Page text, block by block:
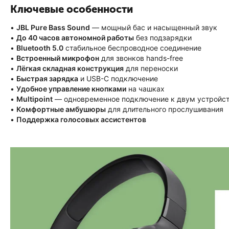
Ключевые особенности
• JBL Pure Bass Sound — мощный бас и насыщенный звук
• До 40 часов автономной работы без подзарядки
• Bluetooth 5.0 стабильное беспроводное соединение
• Встроенный микрофон для звонков hands-free
• Лёгкая складная конструкция для переноски
• Быстрая зарядка и USB-C подключение
• Удобное управление кнопками на чашках
• Multipoint — одновременное подключение к двум
• Комфортные амбушюры для длительного прослушивания
• Поддержка голосовых ассистентов